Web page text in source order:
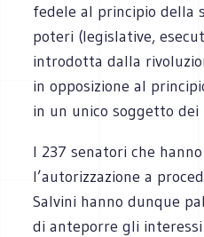
fedele al principio della
poteri (legislative,
introdotta dalla
in opposizione al
in un unico soggetto
I 237 senatori che
l’autorizzazione a
Salvini hanno dunque
di anteporre gli